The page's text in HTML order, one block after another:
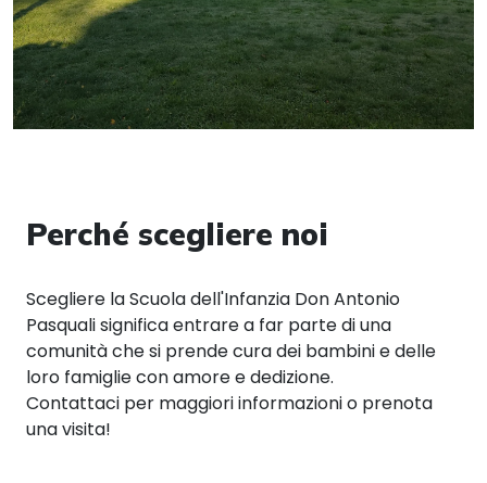
Perché scegliere noi
Scegliere la Scuola dell'Infanzia Don Antonio
Pasquali significa entrare a far parte di una
comunità che si prende cura dei bambini e delle
loro famiglie con amore e dedizione.
Contattaci per maggiori informazioni o prenota
una visita!